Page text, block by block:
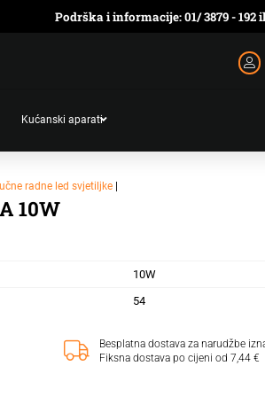
Podrška i informacije: 01/ 3879 - 192
Kućanski aparati
radne led svjetiljke |
10W
10W
54
Besplatna dostava za narudžbe
Fiksna dostava po cijeni od 7,44 €